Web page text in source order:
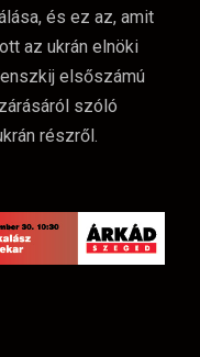
és ez az, amit
az ukrán elnöki
elsőszámú
szóló
részről.